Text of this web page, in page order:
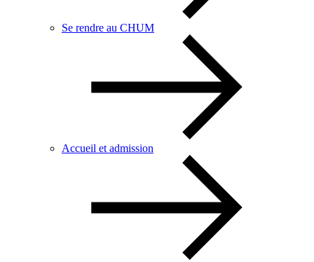
Se rendre au CHUM
Accueil et admission